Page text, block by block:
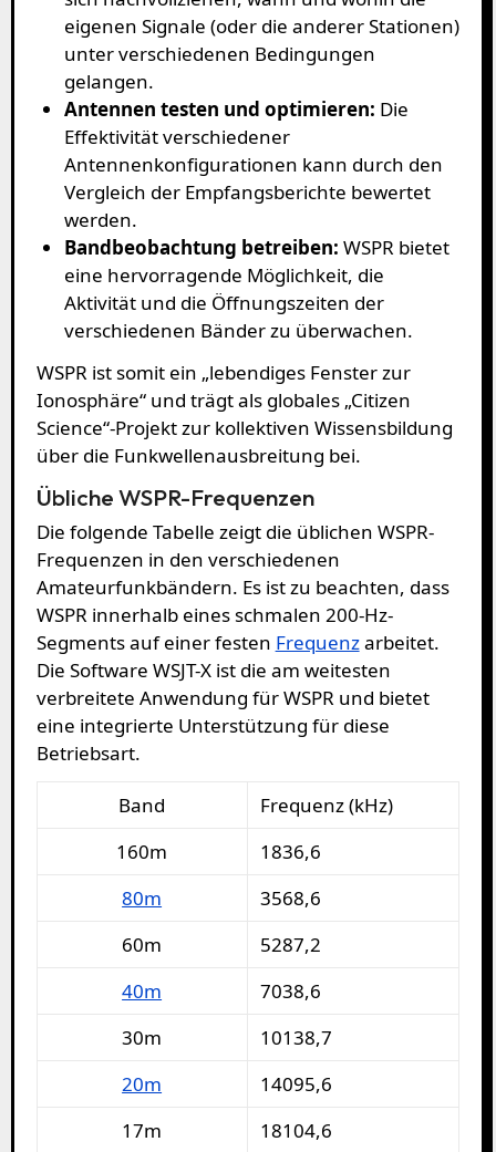
eigenen Signale (oder die anderer Stationen)
unter verschiedenen Bedingungen
gelangen.
Antennen testen und optimieren: Die
Effektivität verschiedener
Antennenkonfigurationen kann durch den
Vergleich der Empfangsberichte bewertet
werden.
Bandbeobachtung betreiben: WSPR bietet
eine hervorragende Möglichkeit, die
Aktivität und die Öffnungszeiten der
verschiedenen Bänder zu überwachen.
WSPR ist somit ein „lebendiges Fenster zur
Ionosphäre“ und trägt als globales „Citizen
Science“-Projekt zur kollektiven Wissensbildung
über die Funkwellenausbreitung bei.
Übliche WSPR-Frequenzen
Die folgende Tabelle zeigt die üblichen WSPR-
Frequenzen in den verschiedenen
Amateurfunkbändern. Es ist zu beachten, dass
WSPR innerhalb eines schmalen 200-Hz-
Segments auf einer festen Frequenzarbeitet.
Die Software WSJT-X ist die am weitesten
verbreitete Anwendung für WSPR und bietet
eine integrierte Unterstützung für diese
Betriebsart.
Band
Frequenz (kHz)
160m
1836,6
80m
3568,6
60m
5287,2
40m
7038,6
30m
10138,7
20m
14095,6
17m
18104,6